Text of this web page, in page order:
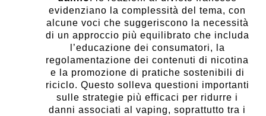
evidenziano la complessità del tema, con
alcune voci che suggeriscono la necessità
di un approccio più equilibrato che includa
l’educazione dei consumatori, la
regolamentazione dei contenuti di nicotina
e la promozione di pratiche sostenibili di
riciclo. Questo solleva questioni importanti
sulle strategie più efficaci per ridurre i
danni associati al vaping, soprattutto tra i